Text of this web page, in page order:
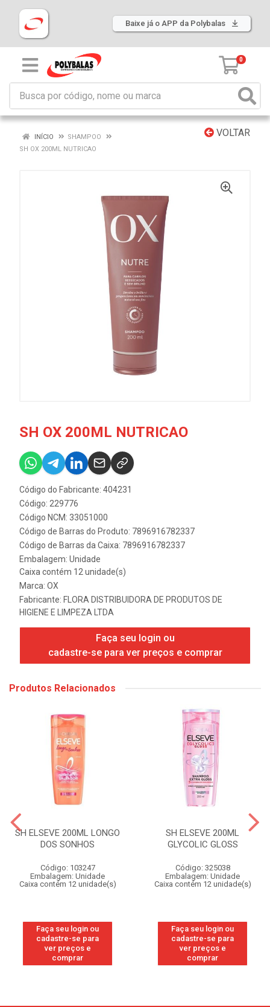
Baixe já o APP da Polybalas
0
VOLTAR
INÍCIO
SHAMPOO
SH OX 200ML NUTRICAO
SH OX 200ML NUTRICAO
Código do Fabricante: 404231
Código: 229776
Código NCM: 33051000
Código de Barras do Produto: 7896916782337
Código de Barras da Caixa: 7896916782337
Embalagem: Unidade
Caixa contém 12 unidade(s)
Marca: OX
Fabricante: FLORA DISTRIBUIDORA DE PRODUTOS DE
HIGIENE E LIMPEZA LTDA
Faça seu login ou
cadastre-se para ver preços e comprar
Produtos Relacionados
SH ELSEVE 200ML LONGO
DOS SONHOS
Código: 103247
Embalagem: Unidade
Caixa contém 12 unidade(s)
Faça seu login ou
cadastre-se para
ver preços e
comprar
SH ELSEVE 200ML
GLYCOLIC GLOSS
Código: 325038
Embalagem: Unidade
Caixa contém 12 unidade(s)
Faça seu login ou
cadastre-se para
ver preços e
comprar